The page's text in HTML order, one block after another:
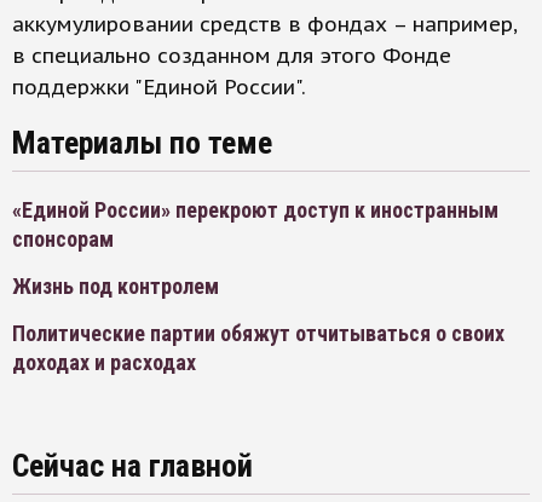
аккумулировании средств в фондах – например,
в специально созданном для этого Фонде
поддержки "Единой России".
Материалы по теме
«Единой России» перекроют доступ к иностранным
спонсорам
Жизнь под контролем
Политические партии обяжут отчитываться о своих
доходах и расходах
Сейчас на главной